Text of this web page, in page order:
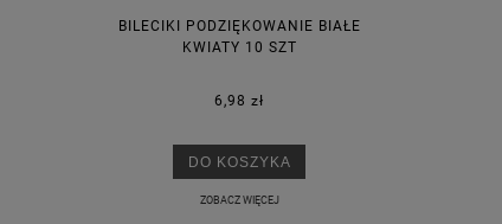
BILECIKI PODZIĘKOWANIE BIAŁE
KWIATY 10 SZT
6,98 zł
DO KOSZYKA
ZOBACZ WIĘCEJ